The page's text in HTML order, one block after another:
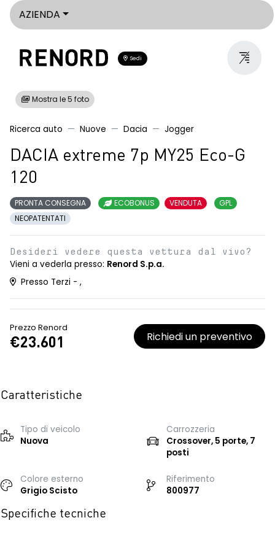
AZIENDA
Sedi
Mostra le 5 foto
Ricerca auto Nuove Dacia Jogger
DACIA extreme 7p MY25 Eco-G
120
PRONTA CONSEGNA ECOBONUS VENDUTA
GPL
NEOPATENTATI
Desideri vedere questa vettura dal vivo?
Vieni a vederla presso: Renord S.p.a.
Presso Terzi - ,
Prezzo Renord
€23.601 Richiedi un preventivo
Caratteristiche
Tipo di veicolo
Nuova
Carrozzeria
Crossover, 5 porte, 7
posti
Colore esterno
Grigio Scisto
Riferimento
800977
Specifiche tecniche